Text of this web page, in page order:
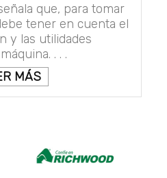
que, para tomar
tener en cuenta el
y las utilidades
. . .
MÁS